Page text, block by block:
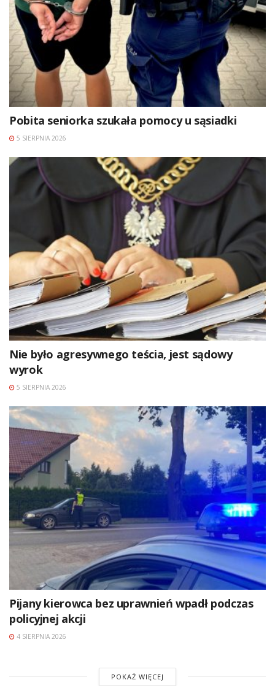
Pobita seniorka szukała pomocy u sąsiadki
5 SIERPNIA 2026
Nie było agresywnego teścia, jest sądowy
wyrok
5 SIERPNIA 2026
Pijany kierowca bez uprawnień wpadł podczas
policyjnej akcji
4 SIERPNIA 2026
POKAŻ WIĘCEJ